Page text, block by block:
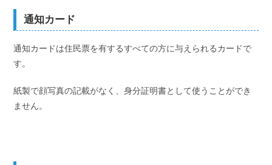
通知カード
通知カードは住民票を有するすべての方に与えられるカードで
す。
紙製で顔写真の記載がなく、身分証明書として使うことができ
ません。